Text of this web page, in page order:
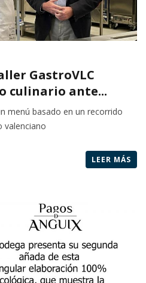
GastroVLC
culinario ante...
menú basado en un recorrido
valenciano
LEER MÁS